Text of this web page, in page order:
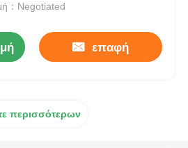
：Negotiated
επαφή
περισσότερων